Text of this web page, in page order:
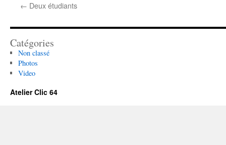
← Deux étudiants
Catégories
Non classé
Photos
Video
Atelier Clic 64